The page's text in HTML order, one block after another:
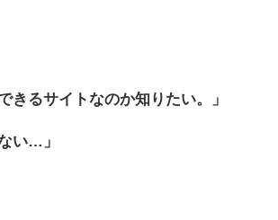
きるサイトなのか知りたい。」
い…」